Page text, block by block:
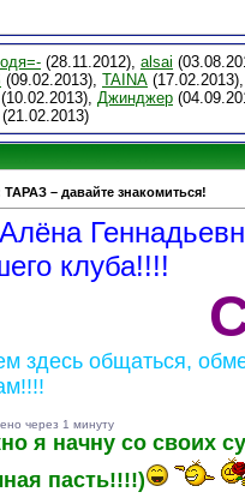
(28.11.2012), alsai
(09.02.2013), TAINA (17.02.2013),
Джинджер
ТАРАЗ – давайте знакомиться!
Алёна
клуба!!!!
здесь общаться,
через 1 минуту
я начну со своих
пасть!!!!)